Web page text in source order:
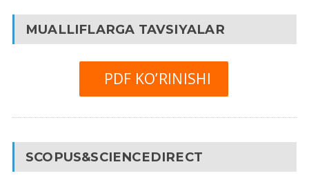
MUALLIFLARGA TAVSIYALAR
PDF KO’RINISHI
SCOPUS&SCIENCEDIRECT